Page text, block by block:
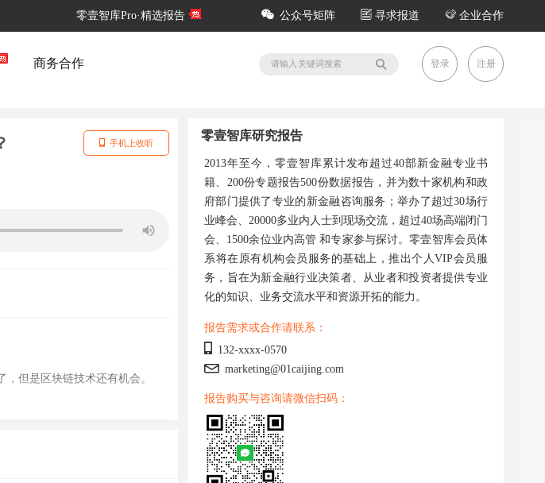
零壹智库Pro·精选报告 公众号矩阵 寻求报道 企业合作
商务合作 登录 注册
手机上收听
但是区块链技术还有机会。
币目前的价格约为三千六百美
零壹智库研究报告
2013年至今，零壹智库累计发布超过40部新金融专业书
籍、200份专题报告500份数据报告，并为数十家机构和政
府部门提供了专业的新金融咨询服务；举办了超过30场行
业峰会、20000多业内人士到现场交流，超过40场高端闭门
会、1500余位业内高管 和专家参与探讨。零壹智库会员体
系将在原有机构会员服务的基础上，推出个人VIP会员服
务，旨在为新金融行业决策者、从业者和投资者提供专业
化的知识、业务交流水平和资源开拓的能力。
报告需求或合作请联系：
132-xxxx-0570
marketing@01caijing.com
报告购买与咨询请微信扫码：